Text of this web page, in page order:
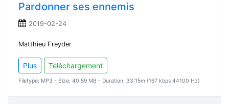
Pardonner ses ennemis
2019-02-24
Matthieu Freyder
Plus Téléchargement
Filetype: MP3 - Size: 40.59 MB - Duration: 33:15m (167 kbps 44100 Hz)